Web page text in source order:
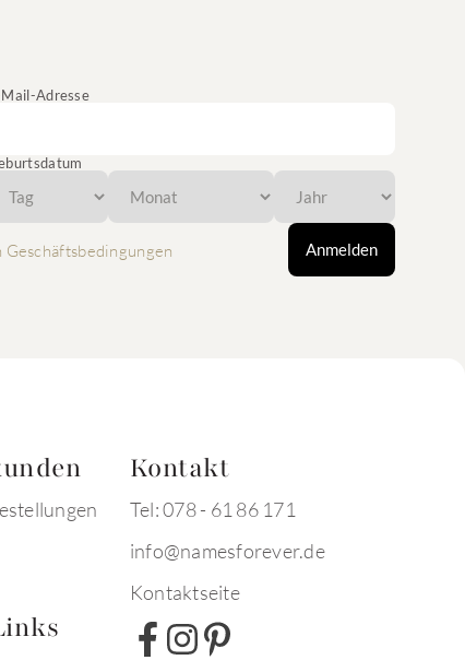
Mail-Adresse
Anmelden
Kontakt
Tel: 078 - 61 86 171
info@namesforever.de
Kontaktseite